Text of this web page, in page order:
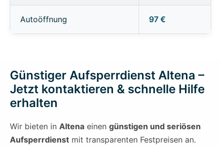
Autoöffnung 97 €
Günstiger Aufsperrdienst Altena –
Jetzt kontaktieren & schnelle Hilfe
erhalten
Wir bieten in Altena einen günstigen und seriösen
Aufsperrdienst mit transparenten Festpreisen an.